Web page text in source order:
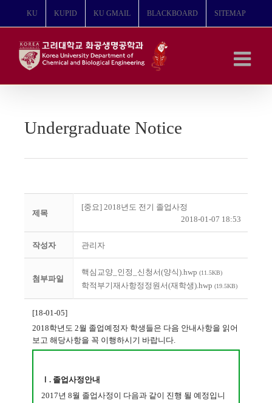
뛰
KU KUPID KU GMAIL BLACKBOARD SITEMAP
Undergraduate Notice
제목
[중요] 2018년도 전기 졸업사정
2018-01-07 18:53
작성자 관리자
첨부파일
핵심교양_인정_신청서(양식).hwp (11.5KB)
학적부기재사항정정원서(재학생).hwp (19.5KB)
[18-01-05]
2018학년도 2월 졸업예정자 학생들은 다음 안내사항을 읽어
보고 해당사항을 꼭 이행하시기 바랍니다.
Ⅰ. 졸업사정안내
2017년 8월 졸업사정이 다음과 같이 진행 될 예정입니